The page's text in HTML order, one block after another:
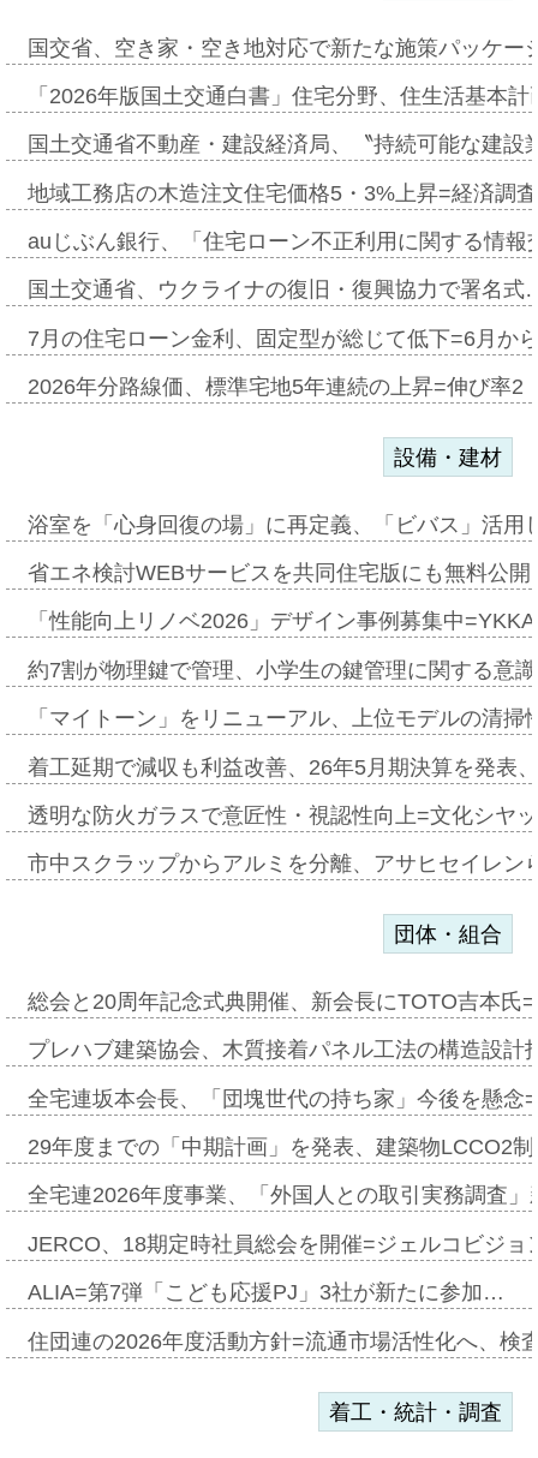
国交省、空き家・空き地対応で新たな施策パッケ
「2026年版国土交通白書」住宅分野、住生活基本
国土交通省不動産・建設経済局、〝持続可能な建
地域工務店の木造注文住宅価格5・3%上昇=経済調
auじぶん銀行、「住宅ローン不正利用に関する情
国土交通省、ウクライナの復旧・復興協力で署名
7月の住宅ローン金利、固定型が総じて低下=6月か
2026年分路線価、標準宅地5年連続の上昇=伸び率
設備・建材
浴室を「心身回復の場」に再定義、「ビバス」活
省エネ検討WEBサービスを共同住宅版にも無料公
「性能向上リノベ2026」デザイン事例募集中
約7割が物理鍵で管理、小学生の鍵管理に関する意
「マイトーン」をリニューアル、上位モデルの清
着工延期で減収も利益改善、26年5月期決算を発表
透明な防火ガラスで意匠性・視認性向上=文化シヤ
市中スクラップからアルミを分離、アサヒセイレ
団体・組合
総会と20周年記念式典開催、新会長にTOTO吉本氏
プレハブ建築協会、木質接着パネル工法の構造設
全宅連坂本会長、「団塊世代の持ち家」今後を懸
29年度までの「中期計画」を発表、建築物LCCO2
全宅連2026年度事業、「外国人との取引実務調査
JERCO、18期定時社員総会を開催=ジェルコビジ
ALIA=第7弾「こども応援PJ」3社が新たに参加…
住団連の2026年度活動方針=流通市場活性化へ、検
着工・統計・調査